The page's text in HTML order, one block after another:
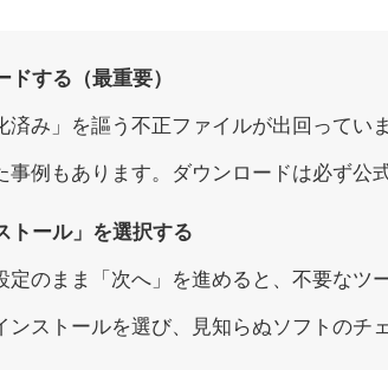
する（最重要）
み」を謳う不正ファイルが出回ってい
例もあります。ダウンロードは必ず公
トール」を選択する
のまま「次へ」を進めると、不要なツ
ストールを選び、見知らぬソフトのチ